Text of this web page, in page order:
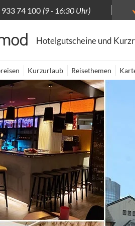
74 100 (9 - 16:30 Uhr)
Hotelgutscheine und
Kurzurlaub Reisethemen